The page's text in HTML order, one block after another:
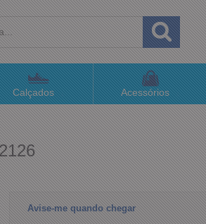
(48) 3658-4820
(48)996063435
sac@lojaconceitom.com.br
Atendimento Online
Calçados Acessórios
Avise-me quando chegar